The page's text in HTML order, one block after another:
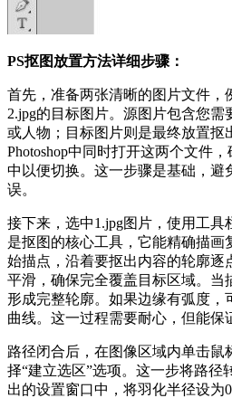
PS抠图放置方法详细步骤：
首先，准备两张清晰的图片文件，
2.jpg的目标图片。源图片包含您
或人物；目标图片则是最终放置抠
Photoshop中同时打开这两个文件
中以便切换。这一步骤是基础，避
误。
接下来，选中1.jpg图片，使用工
是抠图的核心工具，它能精确描画
始描点，沿着要抠出内容的轮廓逐
平滑，确保完全覆盖目标区域。当
形成完整轮廓。如果边缘有弧度，
曲线。这一过程需要耐心，但能保
路径闭合后，在图像区域内单击鼠
择“建立选区”选项。这一步将路径
出的设置窗口中，将羽化半径设为